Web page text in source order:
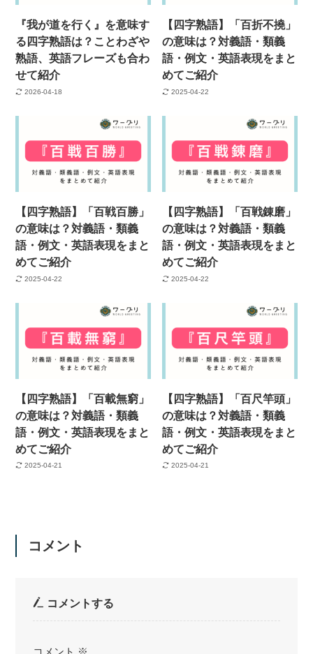
『我が道を行く』を意味す
る四字熟語は？ことわざや
熟語、英語フレーズも合わ
せて紹介
2026-04-18
【四字熟語】「百折不撓」
の意味は？対義語・類義
語・例文・英語表現をまと
めてご紹介
2025-04-22
【四字熟語】「百戦百勝」
の意味は？対義語・類義
語・例文・英語表現をまと
めてご紹介
2025-04-22
【四字熟語】「百戦錬磨」
の意味は？対義語・類義
語・例文・英語表現をまと
めてご紹介
2025-04-22
【四字熟語】「百載無窮」
の意味は？対義語・類義
語・例文・英語表現をまと
めてご紹介
2025-04-21
【四字熟語】「百尺竿頭」
の意味は？対義語・類義
語・例文・英語表現をまと
めてご紹介
2025-04-21
コメント
コメントする
コメント ※